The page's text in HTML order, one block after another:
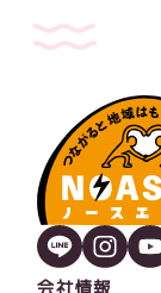
会社情報